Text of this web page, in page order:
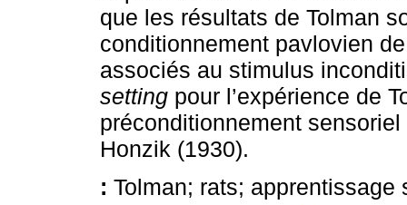
que les résultats de Tolman
conditionnement pavlovien
associés au stimulus
setting pour l’expérience de
préconditionnement
Honzik (1930).
: Tolman; rats;